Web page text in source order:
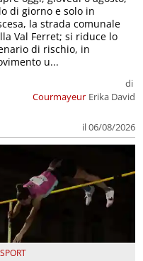
Courmayeur
di
Erika David
il 06/08/2026
di giorno e solo in
la strada comunale
Val Ferret; si riduce lo
di rischio, in
u...
SPORT